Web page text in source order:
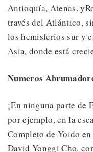
Antioquía, Atenas.
través del Atlántico,
los hemisferios sur y
Asia, donde está
Numeros
¡En ninguna parte de
por ejemplo, en la
Completo de Yoido
David Yonggi Cho,